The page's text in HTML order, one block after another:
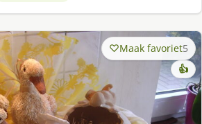
Maak favoriet5
👍